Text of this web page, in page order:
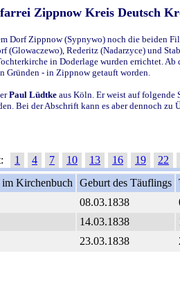
Zippnow Kreis Deutsch
Dorf Zippnow (Sypnywo) noch die beiden
(Glowaczewo), Rederitz (Nadarzyce) und
in Doderlage wurden errichtet. Ab
Gründen - in Zippnow getauft worden.
Paul Lüdtke aus Köln. Er weist auf
Bei der Abschrift kann es aber dennoch
1 4 7 10 13 16 19 22
Kirchenbuch Geburt des Täuflings
08.03.1838
14.03.1838
23.03.1838